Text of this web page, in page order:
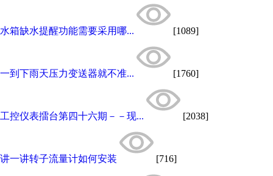
水箱缺水提醒功能需要采用哪... [1089]
一到下雨天压力变送器就不准... [1760]
工控仪表擂台第四十六期－－现... [2038]
讲一讲转子流量计如何安装 [716]